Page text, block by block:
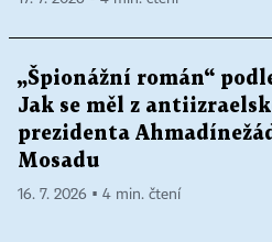
„Špionážní román“
Jak se měl z
prezidenta
Mosadu
16. 7. 2026 ▪ 4 min. čtení